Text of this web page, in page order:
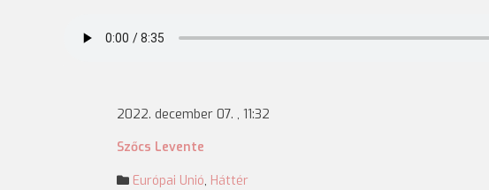
2022. december 07. , 11:32
Szőcs Levente
Európai Unió, Háttér